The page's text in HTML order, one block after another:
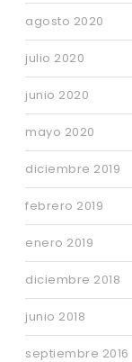
agosto 2020
julio 2020
junio 2020
mayo 2020
diciembre 2019
febrero 2019
enero 2019
diciembre 2018
junio 2018
septiembre 2016